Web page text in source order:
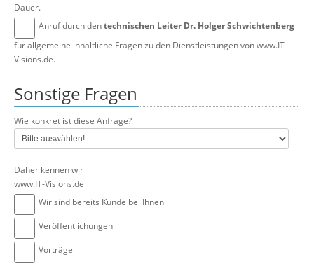
Dauer.
Anruf durch dentechnischen Leiter Dr. Holger Schwichtenberg
für allgemeine inhaltliche Fragen zu den Dienstleistungen von www.IT-
Visions.de.
Sonstige Fragen
Wie konkret ist diese Anfrage?
Daher kennen wir
www.IT-Visions.de
Wir sind bereits Kunde bei Ihnen
Veröffentlichungen
Vorträge